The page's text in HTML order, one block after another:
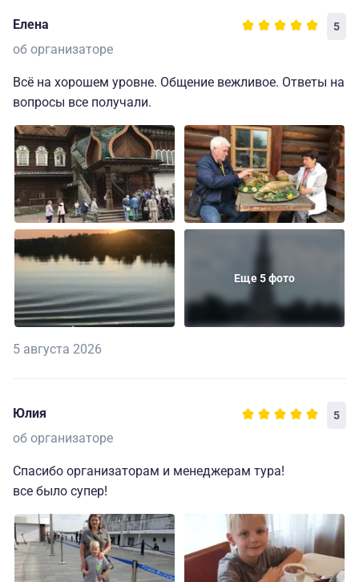
Елена 5
об организаторе
Всё на хорошем уровне. Общение вежливое. Ответы на
вопросы все получали.
Еще 5 фото
5 августа 2026
Юлия 5
об организаторе
Спасибо организаторам и менеджерам тура!
все было супер!